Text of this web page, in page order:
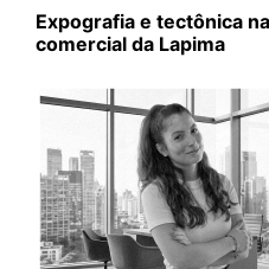
Expografia e tectônica
comercial da Lapima